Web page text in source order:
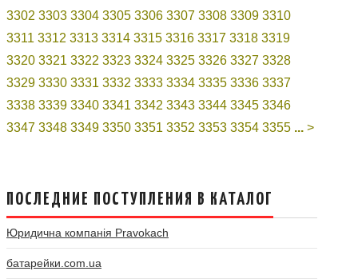
3302 3303 3304 3305 3306 3307 3308 3309 3310
3311 3312 3313 3314 3315 3316 3317 3318 3319
3320 3321 3322 3323 3324 3325 3326 3327 3328
3329 3330 3331 3332 3333 3334 3335 3336 3337
3338 3339 3340 3341 3342 3343 3344 3345 3346
3347 3348 3349 3350 3351 3352 3353 3354 3355 ... >
ПОСЛЕДНИЕ ПОСТУПЛЕНИЯ В КАТАЛОГ
Юридична компанія Pravokach
батарейки.com.ua